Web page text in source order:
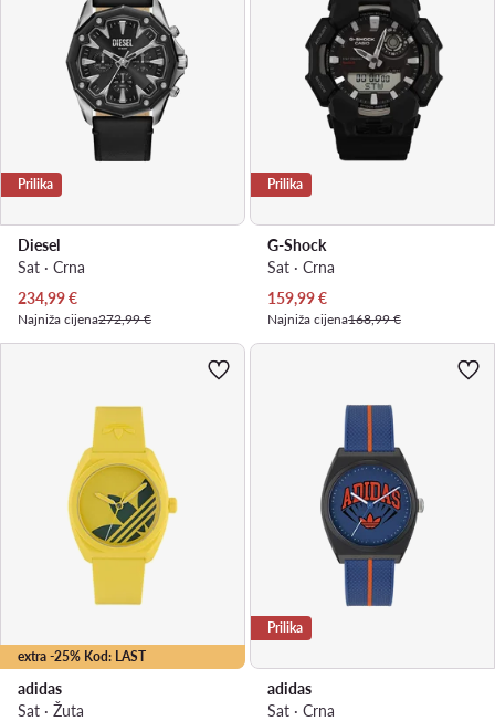
Prilika
Diesel
Sat · Crna
Trenutna cijena
234,99€
Najniža cijena272,99 €
Prilika
G-Shock
Sat · Crna
Trenutna cijena
159,99€
Najniža cijena168,99 €
extra -25% Kod: LAST
adidas
Sat · Žuta
Prilika
adidas
Sat · Crna